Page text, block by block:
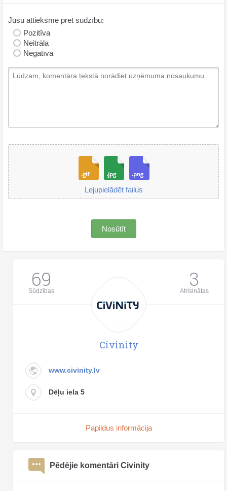
Jūsu attieksme pret sūdzību:
Pozitīva
Neitrāla
Negatīva
Lejupielādēt failus
Nosūtīt
69
Sūdzības 3
Atrisinātas
Civinity
www.civinity.lv
Dēļu iela 5
Papildus informācija
Pēdējie komentāri Civinity